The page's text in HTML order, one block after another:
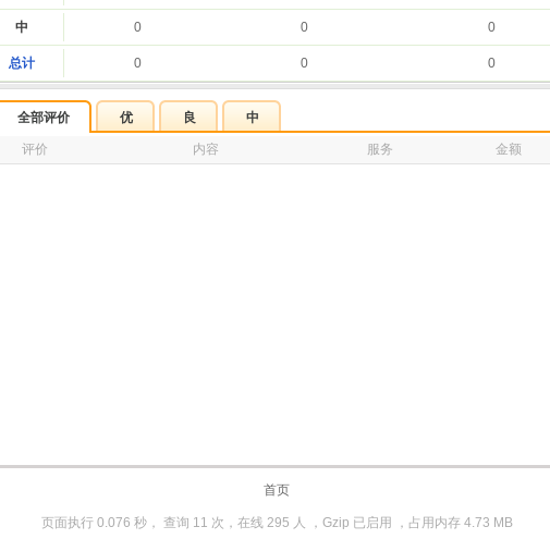
中 0 0 0
总计 0 0 0
全部评价 优 良 中
评价 内容 服务 金额
首页
页面执行 0.076 秒， 查询 11 次，在线 295 人 ，Gzip 已启用 ，占用内存 4.73 MB